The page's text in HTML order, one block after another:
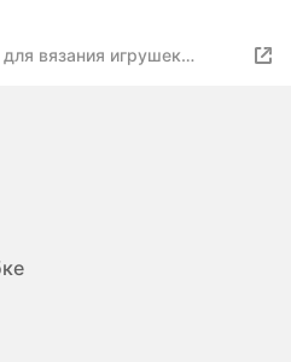
вязания игрушек